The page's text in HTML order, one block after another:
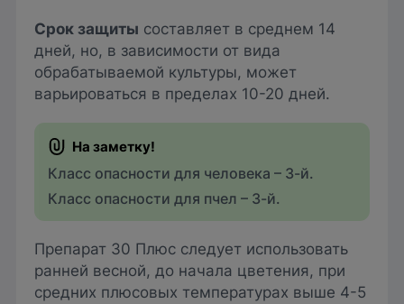
Срок защиты составляет в среднем 14
дней, но, в зависимости от вида
обрабатываемой культуры, может
варьироваться в пределах 10-20 дней.
Класс опасности для человека – 3-й.
Класс опасности для пчел – 3-й.
Препарат 30 Плюс следует использовать
ранней весной, до начала цветения, при
средних плюсовых температурах выше 4-5